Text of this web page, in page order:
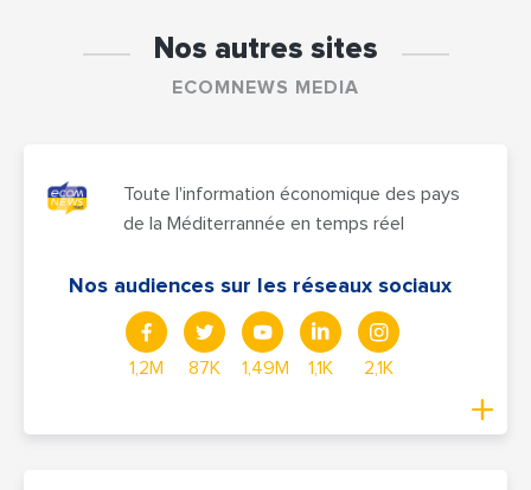
Nos autres sites
ECOMNEWS MEDIA
Toute l'information économique des pays
de la Méditerrannée en temps réel
Nos audiences sur les réseaux sociaux
1,2M 87K 1,49M 1,1K 2,1K